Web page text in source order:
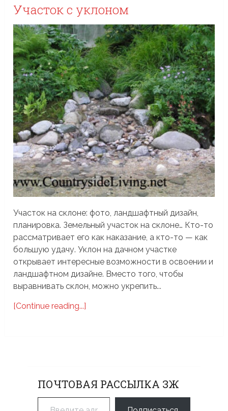
Участок с уклоном
Участок на склоне: фото, ландшафтный дизайн,
планировка. Земельный участок на склоне… Кто-то
рассматривает его как наказание, а кто-то — как
большую удачу. Уклон на дачном участке
открывает интересные возможности в освоении и
ландшафтном дизайне. Вместо того, чтобы
выравнивать склон, можно укрепить...
[Continue reading...]
ПОЧТОВАЯ РАССЫЛКА ЗЖ
Введите адрес электронной почты…